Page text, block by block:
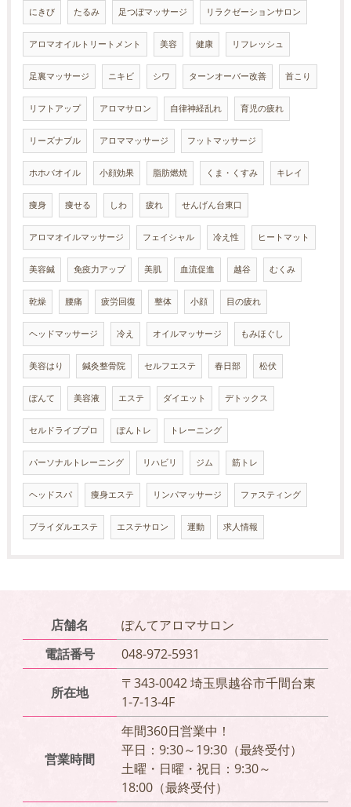
にきび たるみ 足つぼマッサージ リラクゼーションサロン
アロマオイルトリートメント 美容 健康 リフレッシュ
足裏マッサージ ニキビ シワ ターンオーバー改善 首こり
リフトアップ アロマサロン 自律神経乱れ 育児の疲れ
リーズナブル アロママッサージ フットマッサージ
ホホバオイル 小顔効果 脂肪燃焼 くま・くすみ キレイ
痩身 痩せる しわ 疲れ せんげん台東口
アロマオイルマッサージ フェイシャル 冷え性 ヒートマット
美容鍼 免疫力アップ 美肌 血流促進 越谷 むくみ
乾燥 腰痛 疲労回復 整体 小顔 目の疲れ
ヘッドマッサージ 冷え オイルマッサージ もみほぐし
美容はり 鍼灸整骨院 セルフエステ 春日部 松伏
ぽんて 美容液 エステ ダイエット デトックス
セルドライブプロ ぽんトレ トレーニング
パーソナルトレーニング リハビリ ジム 筋トレ
ヘッドスパ 痩身エステ リンパマッサージ ファスティング
ブライダルエステ エステサロン 運動 求人情報
店舗名
ぽんてアロマサロン
電話番号
048-972-5931
所在地
〒343-0042 埼玉県越谷市千間台東
1-7-13-4F
営業時間
年間360日営業中！
平日：9:30～19:30（最終受付）
土曜・日曜・祝日：9:30～
18:00（最終受付）